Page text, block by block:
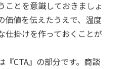
ことを意識しておきましょ
価値を伝えたうえで、温度
仕掛けを作っておくことが
CTA』の部分です。商談